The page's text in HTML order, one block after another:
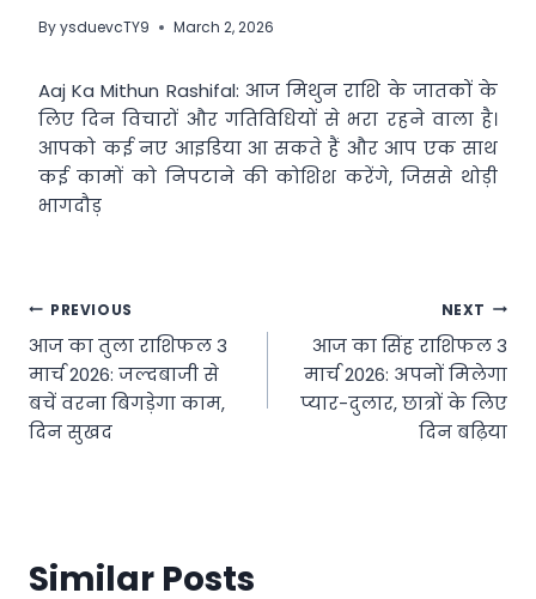
ByysduevcTY9 March 2, 2026
Aaj Ka Mithun Rashifal: आज मिथुन राशि के जातकों के
लिए दिन विचारों और गतिविधियों से भरा रहने वाला है।
आपको कई नए आइडिया आ सकते हैं और आप एक साथ
कई कामों को निपटाने की कोशिश करेंगे, जिससे थोड़ी
भागदौड़
Post
navigation
PREVIOUS
आज का तुला राशिफल 3
मार्च 2026: जल्दबाजी से
बचें वरना बिगड़ेगा काम,
दिन सुखद
NEXT
आज का सिंह राशिफल 3
मार्च 2026: अपनों मिलेगा
प्यार-दुलार, छात्रों के लिए
दिन बढ़िया
Similar Posts